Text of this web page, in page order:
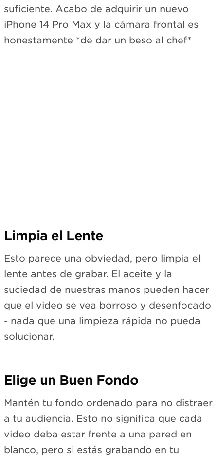
suficiente. Acabo de adquirir un nuevo
iPhone 14 Pro Max y la cámara frontal es
honestamente *de dar un beso al chef*
Limpia el Lente
Esto parece una obviedad, pero limpia el
lente antes de grabar. El aceite y la
suciedad de nuestras manos pueden hacer
que el video se vea borroso y desenfocado
- nada que una limpieza rápida no pueda
solucionar.
Elige un Buen Fondo
Mantén tu fondo ordenado para no distraer
a tu audiencia. Esto no significa que cada
video deba estar frente a una pared en
blanco, pero si estás grabando en tu